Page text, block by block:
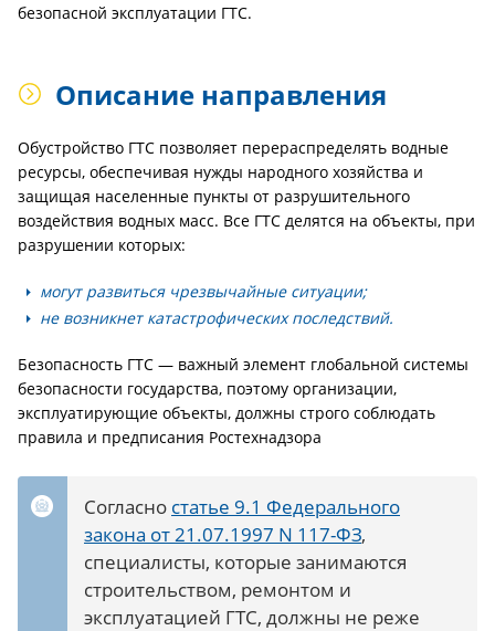
безопасной эксплуатации ГТС.
Описание направления
Обустройство ГТС позволяет перераспределять водные
ресурсы, обеспечивая нужды народного хозяйства и
защищая населенные пункты от разрушительного
воздействия водных масс. Все ГТС делятся на объекты, при
разрушении которых:
могут развиться чрезвычайные ситуации;
не возникнет катастрофических последствий.
Безопасность ГТС — важный элемент глобальной системы
безопасности государства, поэтому организации,
эксплуатирующие объекты, должны строго соблюдать
правила и предписания Ростехнадзора
Согласно статье 9.1 Федерального
закона от 21.07.1997 N 117-ФЗ,
специалисты, которые занимаются
строительством, ремонтом и
эксплуатацией ГТС, должны не реже